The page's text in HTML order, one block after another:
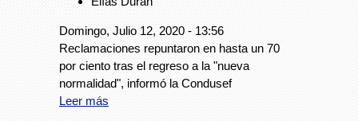
Domingo, Julio 12, 2020 - 13:56
Reclamaciones repuntaron en hasta un 70
por ciento tras el regreso a la "nueva
normalidad", informó la Condusef
Leer más